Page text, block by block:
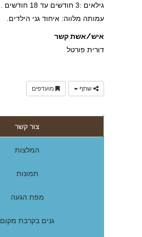
גילאים :3 חודשים עד 18 חודשים .
עמותה מלווה: איחוד גני הילדים.
איש/אשת קשר
דורית פורטל
שתף מועדפים
צור קשר
המלצות
תמונות
מפת הגעה
גנים בקרבת מקום